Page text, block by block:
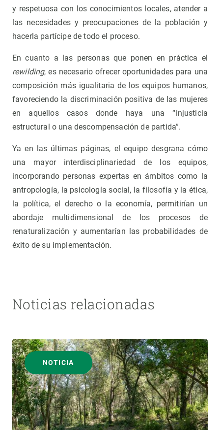
y respetuosa con los conocimientos locales, atender a
las necesidades y preocupaciones de la población y
hacerla partícipe de todo el proceso.
En cuanto a las personas que ponen en práctica el
rewilding, es necesario ofrecer oportunidades para una
composición más igualitaria de los equipos humanos,
favoreciendo la discriminación positiva de las mujeres
en aquellos casos donde haya una “injusticia
estructural o una descompensación de partida”.
Ya en las últimas páginas, el equipo desgrana cómo
una mayor interdisciplinariedad de los equipos,
incorporando personas expertas en ámbitos como la
antropología, la psicología social, la filosofía y la ética,
la política, el derecho o la economía, permitirían un
abordaje multidimensional de los procesos de
renaturalización y aumentarían las probabilidades de
éxito de su implementación.
Noticias relacionadas
NOTICIA